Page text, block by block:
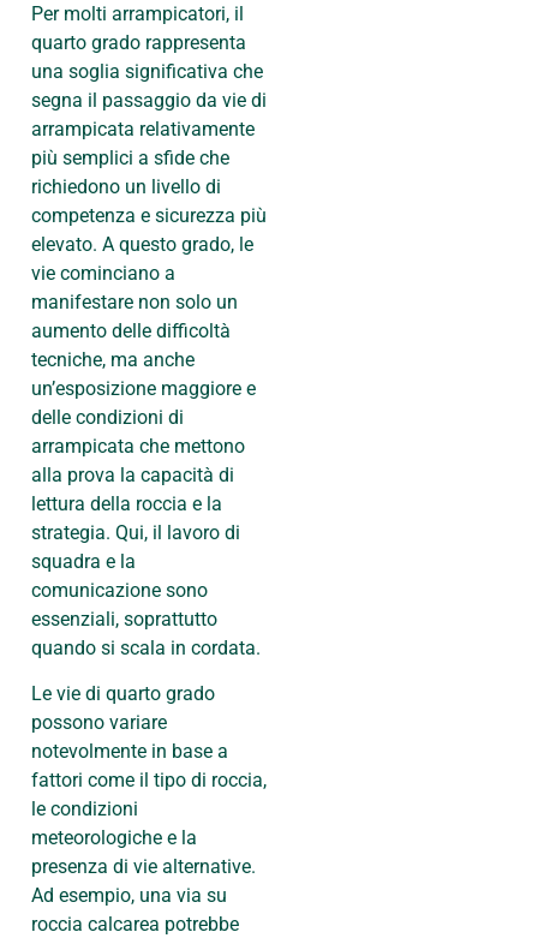
Per molti arrampicatori, il
quarto grado rappresenta
una soglia significativa che
segna il passaggio da vie di
arrampicata relativamente
più semplici a sfide che
richiedono un livello di
competenza e sicurezza più
elevato. A questo grado, le
vie cominciano a
manifestare non solo un
aumento delle difficoltà
tecniche, ma anche
un’esposizione maggiore e
delle condizioni di
arrampicata che mettono
alla prova la capacità di
lettura della roccia e la
strategia. Qui, il lavoro di
squadra e la
comunicazione sono
essenziali, soprattutto
quando si scala in cordata.
Le vie di quarto grado
possono variare
notevolmente in base a
fattori come il tipo di roccia,
le condizioni
meteorologiche e la
presenza di vie alternative.
Ad esempio, una via su
roccia calcarea potrebbe